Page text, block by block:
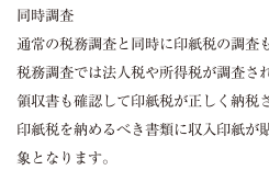
同時調査
通常の税務調査と同時に印紙税の調査
税務調査では法人税や所得税が調査さ
領収書も確認して印紙税が正しく納税
印紙税を納めるべき書類に収入印紙が
象となります。